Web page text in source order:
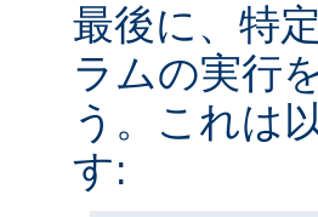
最後に、特
ラムの実行
う。これは
す: